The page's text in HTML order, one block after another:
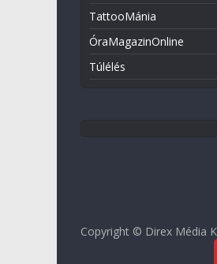
TattooMánia
ÓraMagazinOnline
Túlélés
Copyright © Direx Média